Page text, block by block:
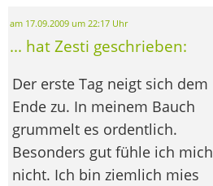
am 17.09.2009 um 22:17 Uhr
... hat Zesti geschrieben:
Der erste Tag neigt sich dem
Ende zu. In meinem Bauch
grummelt es ordentlich.
Besonders gut fühle ich mich
nicht. Ich bin ziemlich mies